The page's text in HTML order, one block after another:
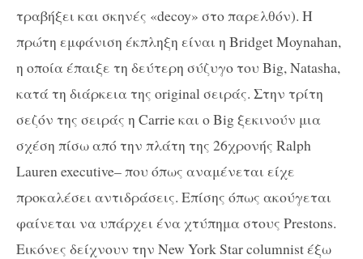
τραβήξει και σκηνές «decoy» στο παρελθόν). Η
πρώτη εμφάνιση έκπληξη είναι η BridgetMoynahan,
η οποία έπαιξε τη δεύτερη σύζυγο του Big, Natasha,
κατά τη διάρκεια της original σειράς. Στην τρίτη
σεζόν της σειράς η Carrieκαι οBigξεκινούν μια
σχέση πίσω από την πλάτη της 26χρονής Ralph
Lauren executive– που όπως αναμένεται είχε
προκαλέσει αντιδράσεις. Επίσης όπως ακούγεται
φαίνεται να υπάρχει ένα χτύπημα στους Prestons.
Εικόνες δείχνουν την New York Starcolumnistέξω